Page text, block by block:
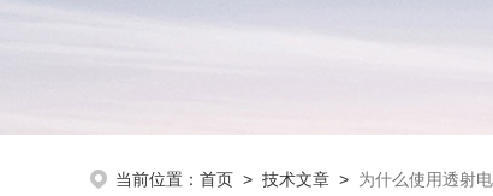
当前位置： 首页 > 技术文章 > 为什么使用透射